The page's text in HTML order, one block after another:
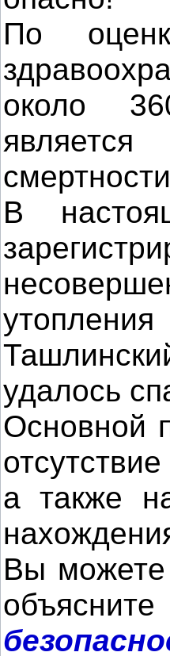
По
около
В
удалось
Основной
а также
Вы можете